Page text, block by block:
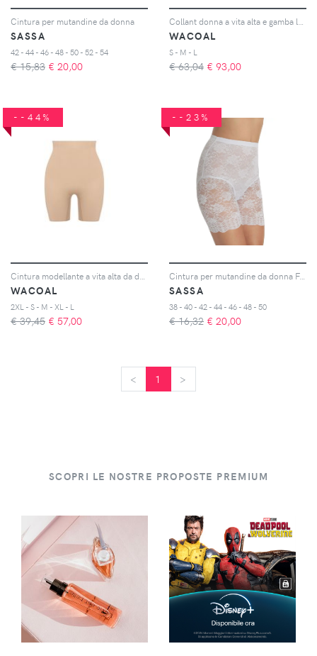
Cintura per mutandine da donna
SASSA
42 - 44 - 46 - 48 - 50 - 52 - 54
€ 15,83 € 20,00
WACOAL
S - M - L
€ 63,04 € 93,00
--44%
WACOAL
2XL - S - M - XL - L
€ 39,45 € 57,00
--23%
Cintura per mutandine da donna Functional Lace
SASSA
38 - 40 - 42 - 44 - 46 - 48 - 50
€ 16,32 € 20,00
< 1 >
SCOPRI LE NOSTRE PROPOSTE PREMIUM